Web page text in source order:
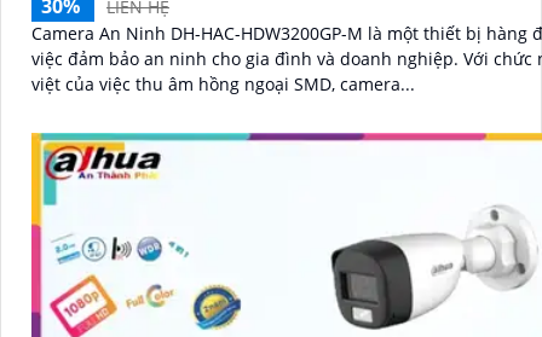
30%
LIÊN HỆ
Camera An Ninh DH-HAC-HDW3200GP-M là một thiết bị hàng
việc đảm bảo an ninh cho gia đình và doanh nghiệp. Với chức năng ưu
việt của việc thu âm hồng ngoại SMD, camera...